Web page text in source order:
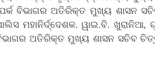
ବିଭାଗର ଅତିରିକ୍ତ ମୁଖ୍ୟ ଶାସନ
ମହାନିର୍ଦ୍ଦେଶକ. ୱାଇ.ବି.
ଅତିରିକ୍ତ ମୁଖ୍ୟ ଶାସନ ସଚିବ